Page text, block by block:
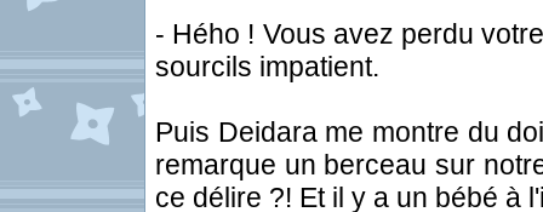
- Hého ! Vous avez perdu
sourcils impatient.
Puis Deidara me montre du
remarque un berceau sur
ce délire ?! Et il y a un bébé à